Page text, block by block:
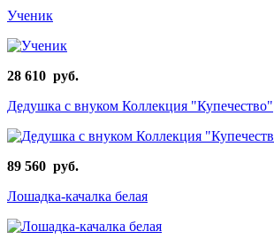
Ученик
28 610 руб.
Дедушка с внуком Коллекция "Купечество"
89 560 руб.
Лошадка-качалка белая